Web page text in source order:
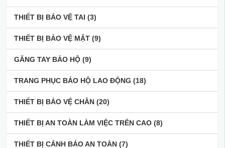
THIẾT BỊ BẢO VỆ TAI (3)
THIẾT BỊ BẢO VỆ MẶT (9)
GĂNG TAY BẢO HỘ (9)
TRANG PHỤC BẢO HỘ LAO ĐỘNG (18)
THIẾT BỊ BẢO VỆ CHÂN (20)
THIẾT BỊ AN TOÀN LÀM VIỆC TRÊN CAO (8)
THIẾT BỊ CẢNH BÁO AN TOÀN (7)